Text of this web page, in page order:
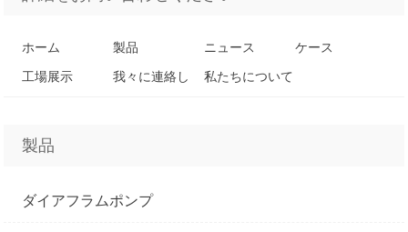
ホーム 製品 ニュース
ケース
工場展示
我々に連絡し 私たちについて
製品
ダイアフラムポンプ